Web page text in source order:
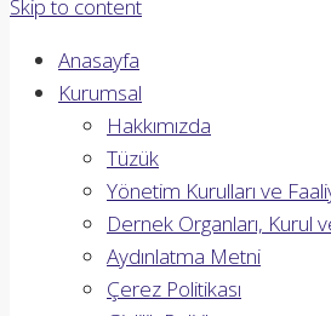
Skip to content
Anasayfa
Kurumsal
Hakkımızda
Tüzük
Yönetim Kurulları ve
Dernek Organları, Kurul
Aydınlatma Metni
Çerez Politikası